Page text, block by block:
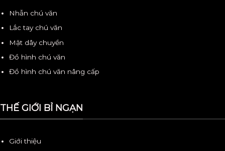
Nhẫn chú văn
Lắc tay chú văn
Mặt dây chuyền
Đồ hình chú văn
Đồ hình chú văn nâng cấp
THẾ GIỚI BỈ NGẠN
Giới thiệu